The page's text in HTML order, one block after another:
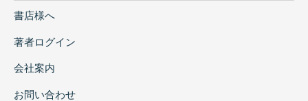
書店様へ
著者ログイン
会社案内
お問い合わせ